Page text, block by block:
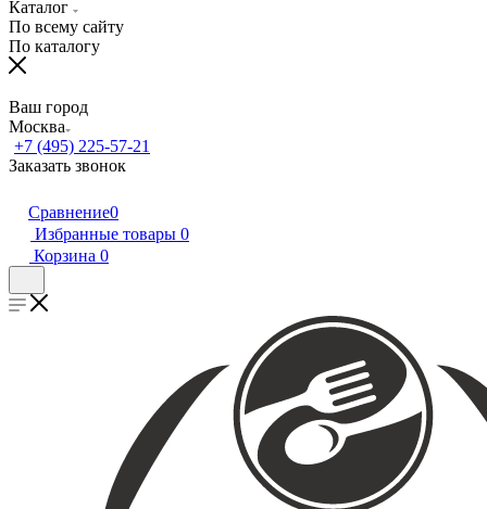
Каталог
По всему сайту
По каталогу
Ваш город
Москва
+7 (495) 225-57-21
Заказать звонок
Сравнение0
Избранные товары 0
Корзина 0